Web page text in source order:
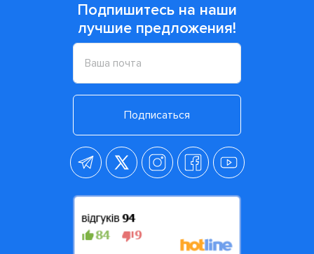
Подпишитесь на наши
лучшие предложения!
Подписаться